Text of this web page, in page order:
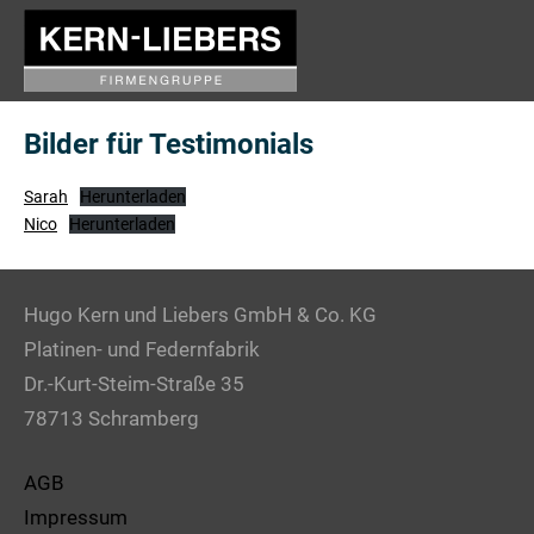
Zum
Inhalt
Kern
Liebers
Messe
Bilder für Testimonials
Sarah
Herunterladen
Nico
Herunterladen
Hugo Kern und Liebers GmbH & Co. KG
Platinen- und Federnfabrik
Dr.-Kurt-Steim-Straße 35
78713 Schramberg
AGB
Impressum